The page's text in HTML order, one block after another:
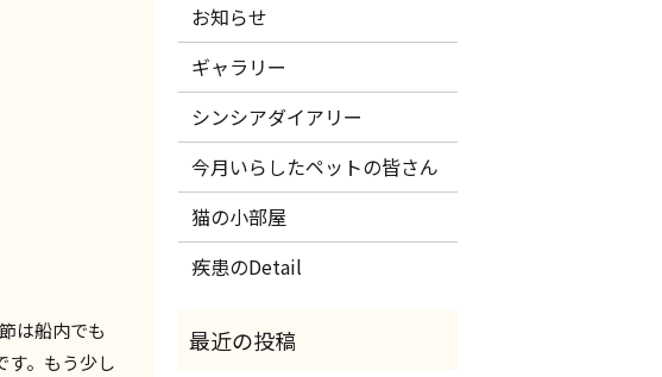
は船内でも
す。もう少し
お知らせ
ギャラリー
シンシアダイアリー
今月いらしたペットの皆さん
猫の小部屋
疾患のDetail